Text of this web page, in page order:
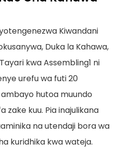
Kiwandani
Duka la Kahawa,
kwa Assembling1 ni
urefu wa futi 20
hutoa muundo
zake kuu. Pia inajulikana
na utendaji bora wa
kuridhika kwa wateja.